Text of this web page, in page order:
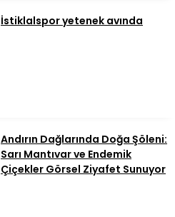
İstiklalspor yetenek avında
Andırın Dağlarında Doğa Şöleni:
Sarı Mantıvar ve Endemik
Çiçekler Görsel Ziyafet Sunuyor